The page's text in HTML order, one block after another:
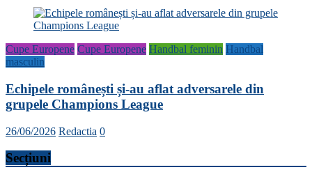
Cupe Europene Cupe Europene Handbal feminin Handbal
masculin
Echipele românești și-au aflat adversarele din
grupele Champions League
26/06/2026 Redactia 0
Secțiuni